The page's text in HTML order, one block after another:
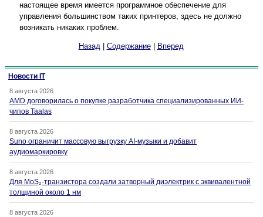
настоящее время имеется программное обеспечение для
управления большинством таких принтеров, здесь не должно
возникать никаких проблем.
Назад| Содержание| Вперед
Новости IT
8 августа 2026
AMD договорилась о покупке разработчика специализированных ИИ-
чипов Taalas
8 августа 2026
Suno ограничит массовую выгрузку AI-музыки и добавит
аудиомаркировку
8 августа 2026
Для MoS₂-транзистора создали затворный диэлектрик с эквивалентной
толщиной около 1 нм
8 августа 2026